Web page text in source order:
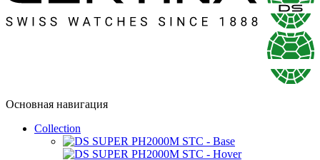
Основная навигация
Collection